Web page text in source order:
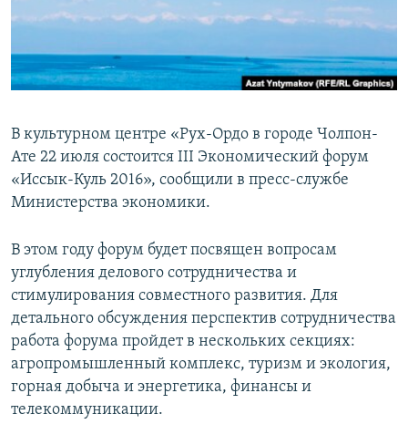
В культурном центре «Рух-Ордо в городе Чолпон-
Ате 22 июля состоится III Экономический форум
«Иссык-Куль 2016», сообщили в пресс-службе
Министерства экономики.
В этом году форум будет посвящен вопросам
углубления делового сотрудничества и
стимулирования совместного развития. Для
детального обсуждения перспектив сотрудничества
работа форума пройдет в нескольких секциях:
агропромышленный комплекс, туризм и экология,
горная добыча и энергетика, финансы и
телекоммуникации.